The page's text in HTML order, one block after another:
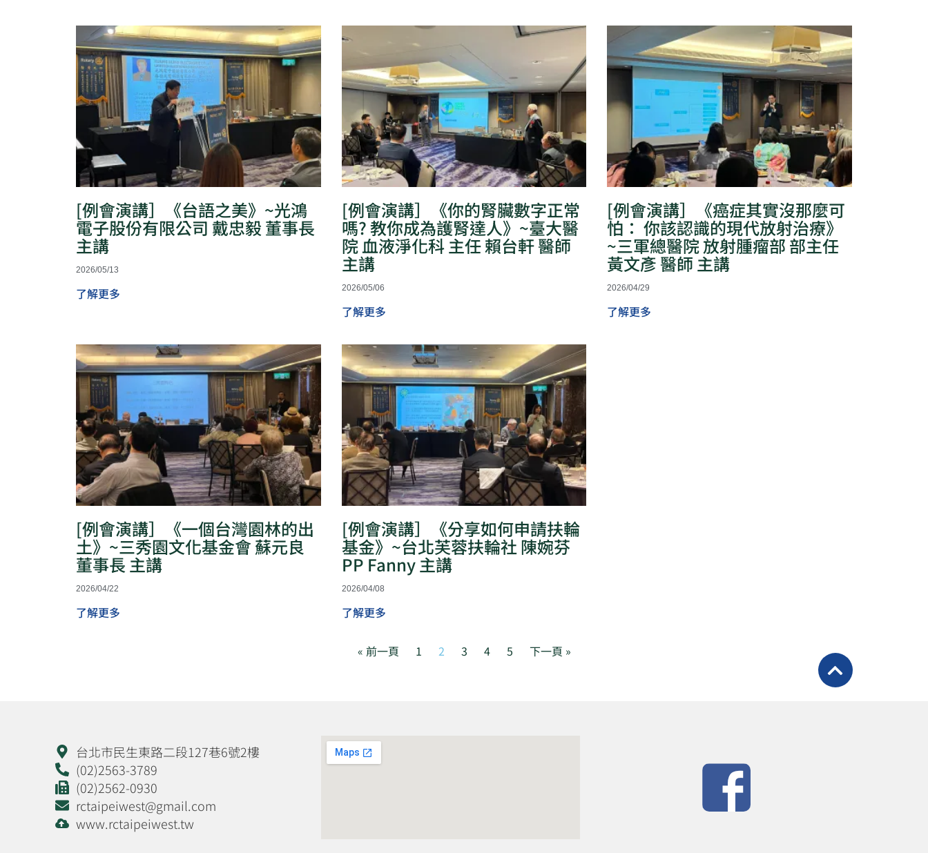
[例會演講］《台語之美》~光鴻
電子股份有限公司 戴忠毅 董事長
主講
2026/05/13
了解更多
[例會演講］《你的腎臟數字正常
嗎? 教你成為護腎達人》~臺大醫
院 血液淨化科 主任 賴台軒 醫師
主講
2026/05/06
了解更多
[例會演講］《癌症其實沒那麼可
怕： 你該認識的現代放射治療》
~三軍總醫院 放射腫瘤部 部主任
黃文彥 醫師 主講
2026/04/29
了解更多
[例會演講］《一個台灣園林的出
土》~三秀園文化基金會 蘇元良
董事長 主講
2026/04/22
了解更多
[例會演講］《分享如何申請扶輪
基金》~台北芙蓉扶輪社 陳婉芬
PP Fanny 主講
2026/04/08
了解更多
« 前一頁
頁
面
1 2
面
3 4
頁
5 下一頁 »
台北市民生東路二段127巷6號2樓
(02)2563-3789
(02)2562-0930
rctaipeiwest@gmail.com
www.rctaipeiwest.tw